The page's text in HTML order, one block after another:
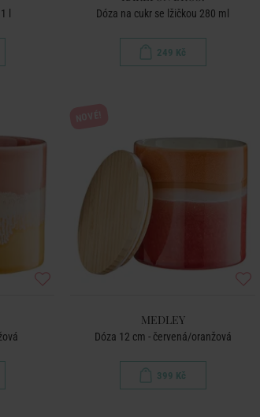
l Dóza na cukr se lžičkou 280 ml
249 Kč
MEDLEY
Dóza 12 cm - červená/oranžová
399 Kč